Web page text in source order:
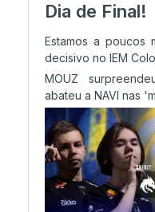
27/07 16:00
MongolZ na
27/07 13:59
MongolZ e
27/07 13:24
Dia de Final!
Estamos a poucos
decisivo no IEM
MOUZ
abateu a NAVI nas